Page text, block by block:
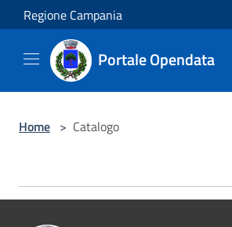
Salta al contenuto principale
Regione Campania
Portale Opendata
Home > Catalogo